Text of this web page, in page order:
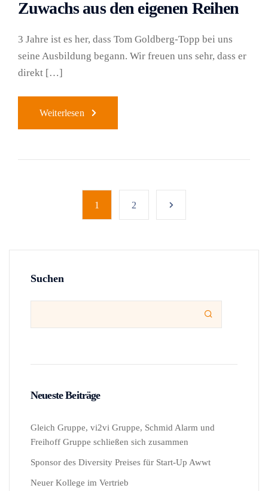
Zuwachs aus den eigenen Reihen
3 Jahre ist es her, dass Tom Goldberg-Topp bei uns
seine Ausbildung begann. Wir freuen uns sehr, dass er
direkt […]
Weiterlesen
1 2
Suchen

Neueste Beiträge
Gleich Gruppe, vi2vi Gruppe, Schmid Alarm und
Freihoff Gruppe schließen sich zusammen
Sponsor des Diversity Preises für Start-Up Awwt
Neuer Kollege im Vertrieb